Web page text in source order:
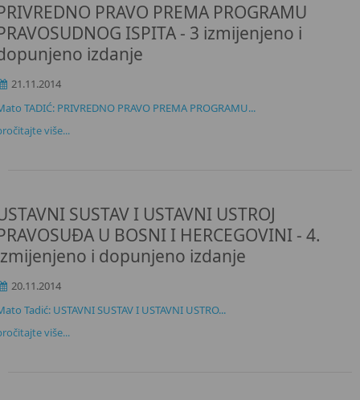
PRAVO PREMA PROGRAMU
ISPITA - 3 izmijenjeno i
izdanje
21.11.2014
TADIĆ: PRIVREDNO PRAVO PREMA PROGRAMU...
više...
SUSTAV I USTAVNI USTROJ
U BOSNI I HERCEGOVINI - 4.
i dopunjeno izdanje
20.11.2014
Tadić: USTAVNI SUSTAV I USTAVNI USTRO...
više...